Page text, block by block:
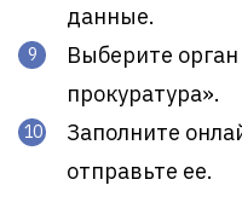
данные.
Выберите орган
прокуратура».
Заполните
отправьте ее.